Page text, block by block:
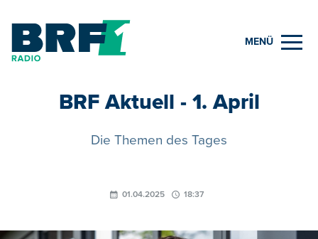
MENÜ
BRF Aktuell - 1. April
Die Themen des Tages
01.04.2025 18:37